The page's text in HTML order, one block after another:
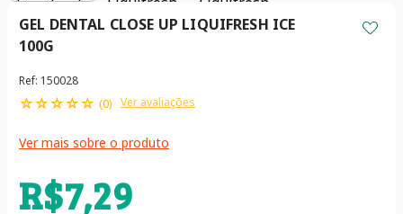
GEL DENTAL CLOSE UP LIQUIFRESH ICE
100G
Ref: 150028
☆☆☆☆☆ (0) Ver avaliações
Ver mais sobre o produto
R$7,29